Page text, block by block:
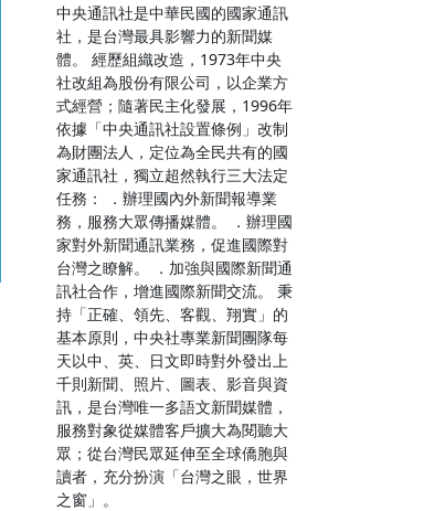
中央通訊社是中華民國的國家通訊
社，是台灣最具影響力的新聞媒
體。 經歷組織改造，1973年中央
社改組為股份有限公司，以企業方
式經營；隨著民主化發展，1996年
依據「中央通訊社設置條例」改制
為財團法人，定位為全民共有的國
家通訊社，獨立超然執行三大法定
任務： ．辦理國內外新聞報導業
務，服務大眾傳播媒體。 ．辦理國
家對外新聞通訊業務，促進國際對
台灣之瞭解。 ．加強與國際新聞通
訊社合作，增進國際新聞交流。 秉
持「正確、領先、客觀、翔實」的
基本原則，中央社專業新聞團隊每
天以中、英、日文即時對外發出上
千則新聞、照片、圖表、影音與資
訊，是台灣唯一多語文新聞媒體，
服務對象從媒體客戶擴大為閱聽大
眾；從台灣民眾延伸至全球僑胞與
讀者，充分扮演「台灣之眼，世界
之窗」。